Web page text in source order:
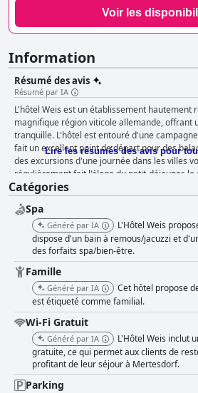
Voir les
Information
Résumé des avis
Résumé par IA
L'hôtel Weis est un établissement hautement
magnifique région viticole allemande, offrant
tranquille. L'hôtel est entouré d'une
fait un excellent point de départ pour des
des excursions d'une journée dans les villes
régulièrement fait l'éloge du petit-déjeuner, le
copieux et offrant une variété d'options
est également fortement recommandé, avec
imaginative qui propose divers plats
propres, spacieuses et bien équipées avec
salles de bains modernes, et beaucoup
vue imprenable sur les vignobles. L'hôtel
incroyablement chaleureux et accueillant, qui
convivialité et d'un service exceptionnel. Le
endroit idéal pour se détendre et se
mais confortable équipé d'une variété
L'hôtel Weis propose de nombreuses options
pour les voitures et les vélos. Les lits sont
clients s'extasiant sur la qualité et le confort.
Weis offre une expérience merveilleuse dans
confortable, avec une hospitalité
ordre de la part du personnel.
Lire les résumés des avis pour
Catégories
Spa
Généré par IA
L'Hôtel Weis
dispose d'un bain à remous/jacuzzi et
des forfaits spa/bien-être.
Famille
Généré par IA
Cet hôtel propose
est étiqueté comme familial.
Wi-Fi Gratuit
Généré par IA
L'Hôtel Weis inclut
gratuite, ce qui permet aux clients de
profitant de leur séjour à Mertesdorf.
Parking